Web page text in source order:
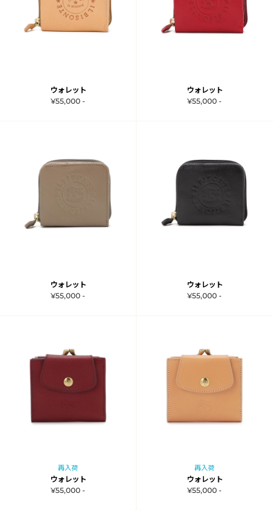
ウォレット
¥55,000 -
ウォレット
¥55,000 -
ウォレット
¥55,000 -
ウォレット
¥55,000 -
再入荷
ウォレット
¥55,000 -
再入荷
ウォレット
¥55,000 -